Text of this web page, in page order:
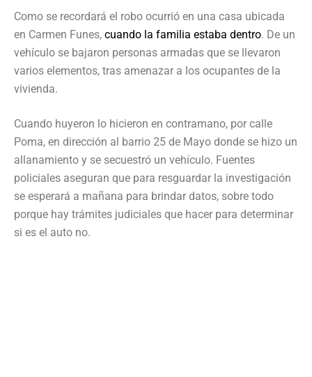
Como se recordará el robo ocurrió en una casa ubicada
en Carmen Funes, cuando la familia estaba dentro. De un
vehículo se bajaron personas armadas que se llevaron
varios elementos, tras amenazar a los ocupantes de la
vivienda.
Cuando huyeron lo hicieron en contramano, por calle
Poma, en dirección al barrio 25 de Mayo donde se hizo un
allanamiento y se secuestró un vehículo. Fuentes
policiales aseguran que para resguardar la investigación
se esperará a mañana para brindar datos, sobre todo
porque hay trámites judiciales que hacer para determinar
si es el auto no.